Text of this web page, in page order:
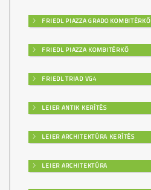
FRIEDL PIAZZA GRADO KOMBITÉRKŐ
FRIEDL PIAZZA KOMBITÉRKŐ
FRIEDL TRIAD VG4
LEIER ANTIK KERÍTÉS
LEIER ARCHITEKTÚRA KERÍTÉS
LEIER ARCHITEKTÚRA